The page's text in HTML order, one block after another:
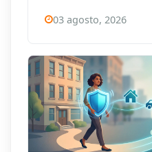
03 agosto, 2026